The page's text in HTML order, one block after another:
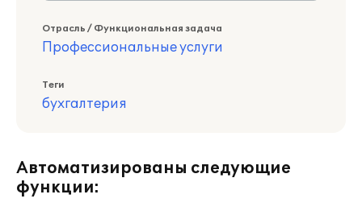
Отрасль / Функциональная задача
Профессиональные услуги
Теги
бухгалтерия
Автоматизированы следующие
функции: